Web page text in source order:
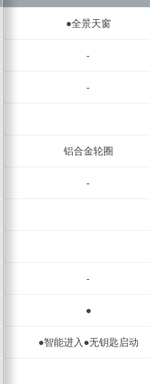
●全景天窗
-
-
铝合金轮圈
-
-
●
●智能进入●无钥匙启动